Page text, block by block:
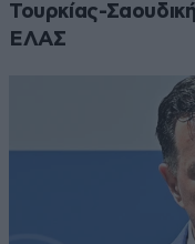
Τουρκίας-
ΕΛΑΣ